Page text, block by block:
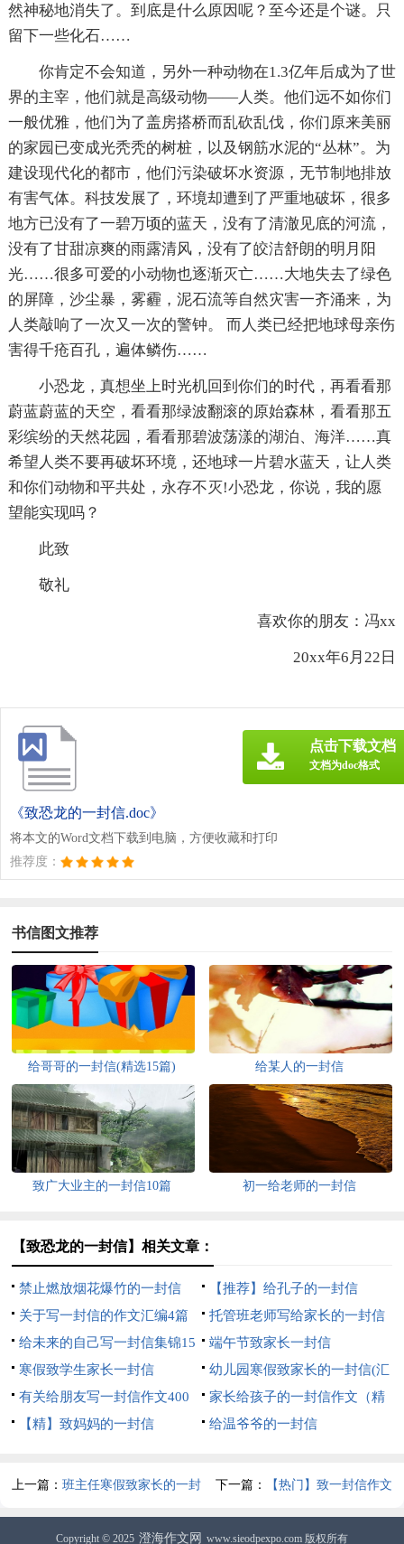
然神秘地消失了。到底是什么原因呢？至今还是个谜。只
留下一些化石……
你肯定不会知道，另外一种动物在1.3亿年后成为了世
界的主宰，他们就是高级动物——人类。他们远不如你们
一般优雅，他们为了盖房搭桥而乱砍乱伐，你们原来美丽
的家园已变成光秃秃的树桩，以及钢筋水泥的“丛林”。为
建设现代化的都市，他们污染破坏水资源，无节制地排放
有害气体。科技发展了，环境却遭到了严重地破坏，很多
地方已没有了一碧万顷的蓝天，没有了清澈见底的河流，
没有了甘甜凉爽的雨露清风，没有了皎洁舒朗的明月阳
光……很多可爱的小动物也逐渐灭亡……大地失去了绿色
的屏障，沙尘暴，雾霾，泥石流等自然灾害一齐涌来，为
人类敲响了一次又一次的警钟。 而人类已经把地球母亲伤
害得千疮百孔，遍体鳞伤……
小恐龙，真想坐上时光机回到你们的时代，再看看那
蔚蓝蔚蓝的天空，看看那绿波翻滚的原始森林，看看那五
彩缤纷的天然花园，看看那碧波荡漾的湖泊、海洋……真
希望人类不要再破坏环境，还地球一片碧水蓝天，让人类
和你们动物和平共处，永存不灭!小恐龙，你说，我的愿
望能实现吗？
此致
敬礼
喜欢你的朋友：冯xx
20xx年6月22日
《致恐龙的一封信.doc》
将本文的Word文档下载到电脑，方便收藏和打印
推荐度：
点击下载文档
文档为doc格式
书信图文推荐
给哥哥的一封信(精选15篇) 给某人的一封信
致广大业主的一封信10篇 初一给老师的一封信
【致恐龙的一封信】相关文章：
禁止燃放烟花爆竹的一封信
【推荐】给孔子的一封信
关于写一封信的作文汇编4篇
托管班老师写给家长的一封信
（精选7篇）
给未来的自己写一封信集锦15
篇
端午节致家长一封信
寒假致学生家长一封信
幼儿园寒假致家长的一封信(汇
编15篇)
有关给朋友写一封信作文400
字汇总6篇
家长给孩子的一封信作文（精
选9篇）
【精】致妈妈的一封信 给温爷爷的一封信
上一篇：班主任寒假致家长的一封
信
下一篇： 【热门】致一封信作文
400字3篇
Copyright © 2025 澄海作文网 www.sieodpexpo.com 版权所有